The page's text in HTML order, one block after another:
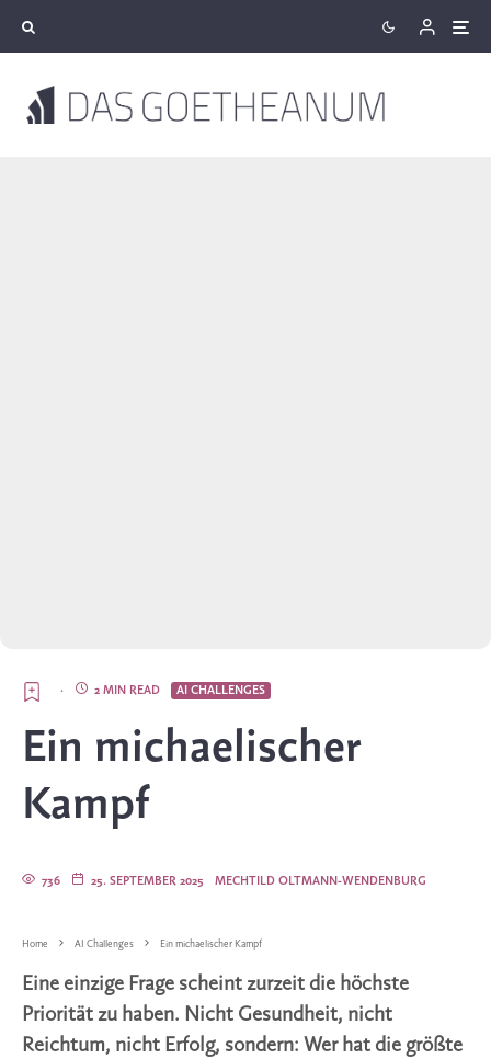
AI CHALLENGES
2 MIN READ
·
Ein michaelischer
Kampf
MECHTILD OLTMANN-WENDENBURG
25. SEPTEMBER 2025
736
Home AI Challenges Ein michaelischer Kampf
Eine einzige Frage scheint zurzeit die höchste
Priorität zu haben. Nicht Gesundheit, nicht
Reichtum, nicht Erfolg, sondern: Wer hat die größte